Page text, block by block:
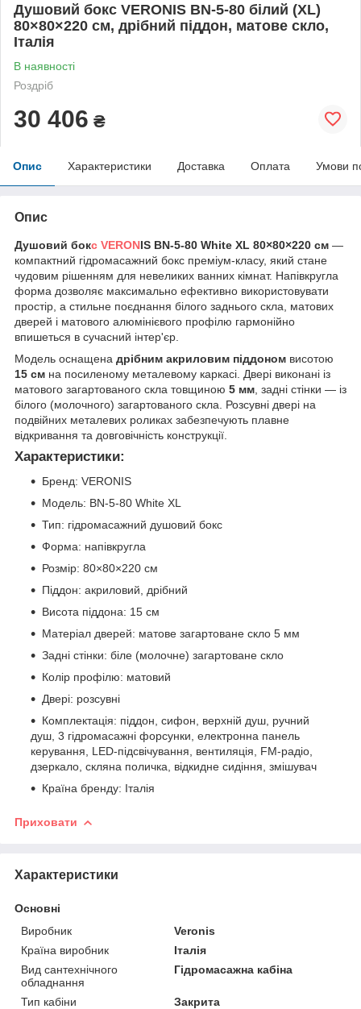
Душовий бокс VERONIS BN-5-80 білий (XL)
80×80×220 см, дрібний піддон, матове скло,
Італія
В наявності
Роздріб
30 406 ₴
Опис Характеристики Доставка Оплата Умови
Опис
Душовий бокс VERONIS BN-5-80 White XL 80×80×220 см —
компактний гідромасажний бокс преміум-класу, який стане
чудовим рішенням для невеликих ванних кімнат. Напівкругла
форма дозволяє максимально ефективно використовувати
простір, а стильне поєднання білого заднього скла, матових
дверей і матового алюмінієвого профілю гармонійно
впишеться в сучасний інтер'єр.
Модель оснащена дрібним акриловим піддоном висотою
15 см на посиленому металевому каркасі. Двері виконані із
матового загартованого скла товщиною 5 мм , задні стінки — із
білого (молочного) загартованого скла. Розсувні двері на
подвійних металевих роликах забезпечують плавне
відкривання та довговічність конструкції.
Характеристики:
Бренд: VERONIS
Модель: BN-5-80 White XL
Тип: гідромасажний душовий бокс
Форма: напівкругла
Розмір: 80×80×220 см
Піддон: акриловий, дрібний
Висота піддона: 15 см
Матеріал дверей: матове загартоване скло 5 мм
Задні стінки: біле (молочне) загартоване скло
Колір профілю: матовий
Двері: розсувні
Комплектація: піддон, сифон, верхній душ, ручний
душ, 3 гідромасажні форсунки, електронна панель
керування, LED-підсвічування, вентиляція, FM-радіо,
дзеркало, скляна поличка, відкидне сидіння, змішувач
Країна бренду: Італія
Приховати
Характеристики
Основні
Виробник
Veronis
Країна виробник
Італія
Вид сантехнічного
обладнання
Гідромасажна кабіна
Тип кабіни Закрита